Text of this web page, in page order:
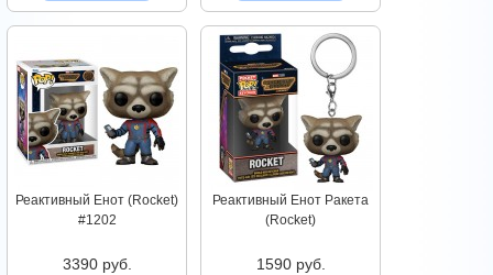
Реактивный Енот (Rocket)
#1202
3390 руб.
Реактивный Енот Ракета
(Rocket)
1590 руб.